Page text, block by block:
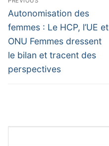
de
l’article
Previous
post:
Autonomisation des
femmes : Le HCP, l’UE et
ONU Femmes dressent
le bilan et tracent des
perspectives